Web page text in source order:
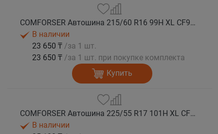
COMFORSER Автошина 215/60 R16 99H XL CF930 зима
В наличии
23 650 ₸ /за 1 шт.
23 650 ₸ /за 1 шт. при покупке комплекта
Купить
COMFORSER Автошина 225/55 R17 101H XL CF930 зима
В наличии